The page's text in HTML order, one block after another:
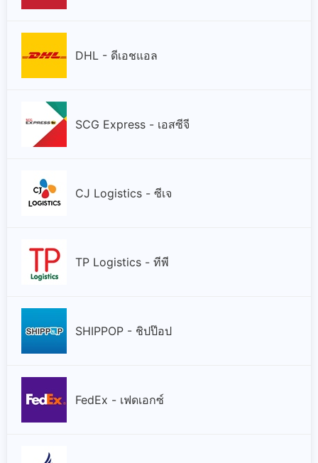
DHL - ดีเอชแอล
SCG Express - เอสซีจี
CJ Logistics - ซีเจ
TP Logistics - ทีพี
SHIPPOP - ชิปป๊อป
FedEx - เฟดเอกซ์